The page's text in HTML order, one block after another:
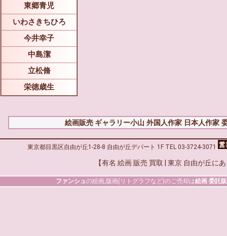
東郷青児
いわさきちひろ
今井幸子
中島潔
立松脩
栄徳歳生
絵画販売 ギャラリー小山 外国人作家 日本人作家
東京都目黒区自由が丘1-28-8 自由が丘デパート 1F TEL 03-3724-3071
【有名 絵画 販売 買取 | 東京 自由が丘に
ファンシュの絵画,版画(リトグラフなど)のご売却は絵画 委託